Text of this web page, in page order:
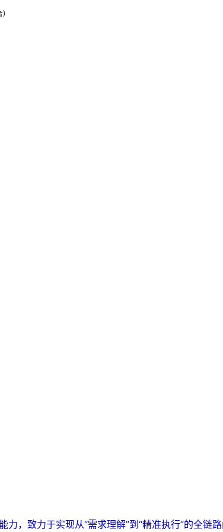
，致力于实现从“需求理解”到“精准执行”的全链